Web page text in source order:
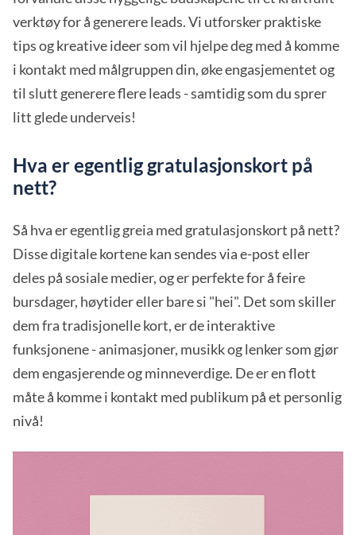
verktøy for å generere leads. Vi utforsker praktiske
tips og kreative ideer som vil hjelpe deg med å komme
i kontakt med målgruppen din, øke engasjementet og
til slutt generere flere leads - samtidig som du sprer
litt glede underveis!
Hva er egentlig gratulasjonskort på
nett?
Så hva er egentlig greia med gratulasjonskort på nett?
Disse digitale kortene kan sendes via e-post eller
deles på sosiale medier, og er perfekte for å feire
bursdager, høytider eller bare si "hei". Det som skiller
dem fra tradisjonelle kort, er de interaktive
funksjonene - animasjoner, musikk og lenker som gjør
dem engasjerende og minneverdige. De er en flott
måte å komme i kontakt med publikum på et personlig
nivå!